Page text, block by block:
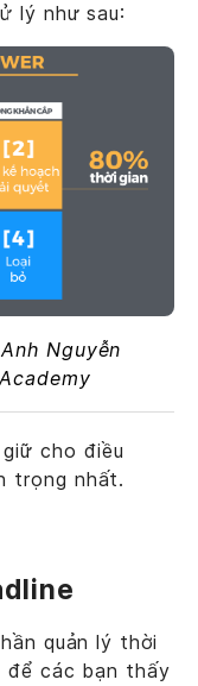
lý như sau:
Nguyễn
cho điều
trọng nhất.
quản lý thời
để các bạn thấy